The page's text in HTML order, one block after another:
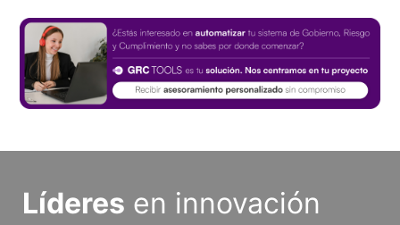
Líderes en innovación